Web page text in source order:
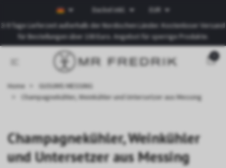
Dackel inkl.
EUR
3-9 Tage Lieferzeit außerhalb der Nordischen Länder. Kostenloser Versand
für Bestellungen über 100 Euro. Angebot für sperrige Produkte.
Home
GUSUMS MESSING
Champagnekühler, Weinkühler und Untersetzer aus Messing
Champagnekühler, Weinkühler
und Untersetzer aus Messing